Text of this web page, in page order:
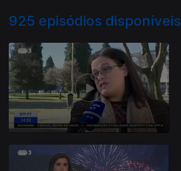
925 episódios disponíveis